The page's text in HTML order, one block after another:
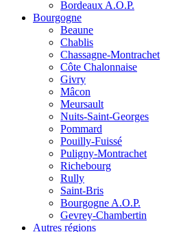
Bordeaux A.O.P.
Bourgogne
Beaune
Chablis
Chassagne-Montrachet
Côte Chalonnaise
Givry
Mâcon
Meursault
Nuits-Saint-Georges
Pommard
Pouilly-Fuissé
Puligny-Montrachet
Richebourg
Rully
Saint-Bris
Bourgogne A.O.P.
Gevrey-Chambertin
Autres régions